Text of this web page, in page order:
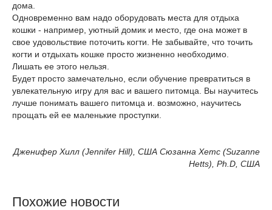
дома.
Одновременно вам надо оборудовать места для отдыха
кошки - например, уютный домик и место, где она может в
свое удовольствие поточить когти. Не забывайте, что точить
когти и отдыхать кошке просто жизненно необходимо.
Лишать ее этого нельзя.
Будет просто замечательно, если обучение превратиться в
увлекательную игру для вас и вашего питомца. Вы научитесь
лучше понимать вашего питомца и. возможно, научитесь
прощать ей ее маленькие проступки.
Дженифер Хилл (Jennifer Hill), США Сюзанна Хетс (Suzanne
Hetts), Ph.D, США
Похожие новости